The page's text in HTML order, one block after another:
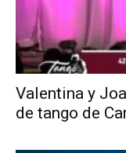
Valentina y
de tango de